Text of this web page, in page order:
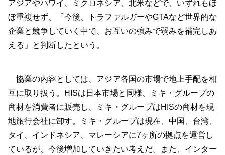
アジアやハワイ、ミクロネシア、北米などで、いずれもほ
ぼ重複せず、「今後、トラファルガーやGTAなど世界的な
企業と競争していく中で、お互いの強みで弱みを補完しあ
える」と判断したという。
協業の内容としては、アジア各国の市場で地上手配を相
互に取り扱う。HISは日本市場と同様、ミキ・グループの
商材を消費者に販売し、ミキ・グループはHISの商材を現
地旅行会社に卸す。ミキ・グループは現在、中国、台湾、
タイ、インドネシア、マレーシアに7ヶ所の拠点を運営し
ているが、今後増加していきたい考えだ。また、インター